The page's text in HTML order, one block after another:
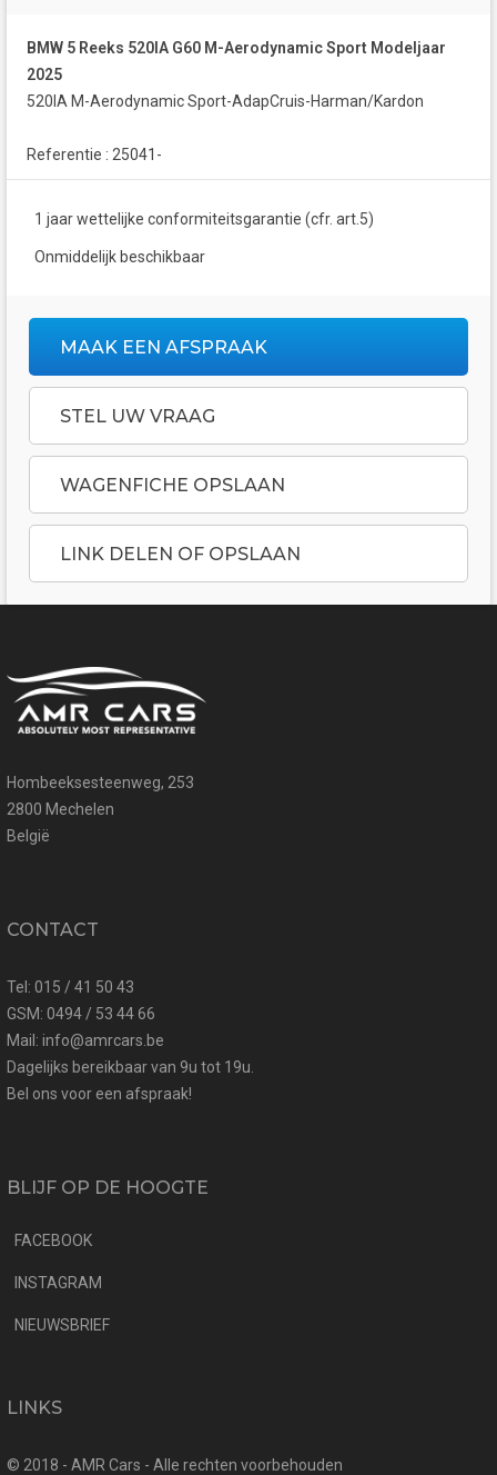
BMW 5 Reeks 520IA G60 M-Aerodynamic Sport Modeljaar
2025
520IA M-Aerodynamic Sport-AdapCruis-Harman/Kardon
Referentie : 25041-
1 jaar wettelijke conformiteitsgarantie (cfr. art.5)
Onmiddelijk beschikbaar
MAAK EEN AFSPRAAK
STEL UW VRAAG
WAGENFICHE OPSLAAN
LINK DELEN OF OPSLAAN
Hombeeksesteenweg, 253
2800 Mechelen
België
CONTACT
Tel: 015 / 41 50 43
GSM: 0494 / 53 44 66
Mail: info@amrcars.be
Dagelijks bereikbaar van 9u tot 19u.
Bel ons voor een afspraak!
BLIJF OP DE HOOGTE
FACEBOOK
INSTAGRAM
NIEUWSBRIEF
LINKS
© 2018 - AMR Cars - Alle rechten voorbehouden